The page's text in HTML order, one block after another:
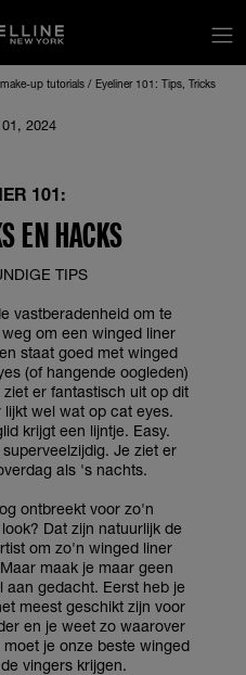
up tutorials
Eyeliner 101: Tips, Tricks
2024
101:
EN HACKS
TIPS
vastberadenheid om te
om een winged liner
staat goed met winged
(of hangende oogleden)
er fantastisch uit op dit
wel wat op cat eyes.
krijgt een lijntje. Easy.
Je ziet er
als 's nachts.
ontbreekt voor zo'n
Dat zijn natuurlijk de
om zo'n winged liner
maak je maar geen
aan gedacht. Eerst heb je
meest geschikt zijn voor
en je weet zo waarover
je onze beste winged
vingers krijgen.